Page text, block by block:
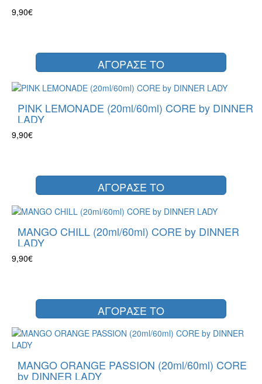
9,90€
ΑΓΟΡΑΣΕ ΤΟ
PINK LEMONADE (20ml/60ml) CORE by DINNER
LADY
9,90€
ΑΓΟΡΑΣΕ ΤΟ
MANGO CHILL (20ml/60ml) CORE by DINNER
LADY
9,90€
ΑΓΟΡΑΣΕ ΤΟ
MANGO ORANGE PASSION (20ml/60ml) CORE
by DINNER LADY